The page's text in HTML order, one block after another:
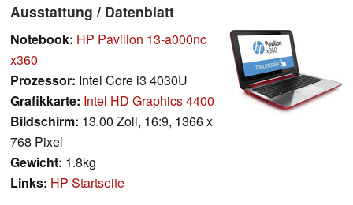
Ausstattung / Datenblatt
Notebook: HP Pavilion 13-a000nc
x360
Prozessor: Intel Core i3 4030U
Grafikkarte: Intel HD Graphics 4400
Bildschirm: 13.00 Zoll, 16:9, 1366 x
768 Pixel
Gewicht: 1.8kg
Links: HP Startseite